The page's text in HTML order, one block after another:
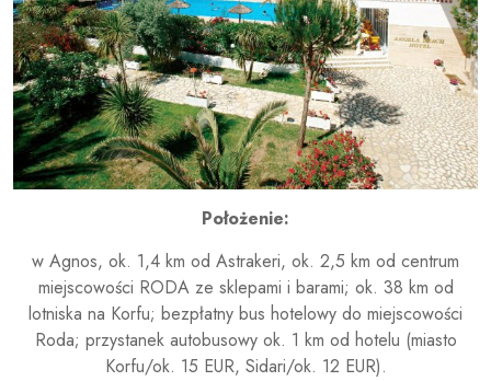
Położenie:
w Agnos, ok. 1,4 km od Astrakeri, ok. 2,5 km od centrum
miejscowości RODA ze sklepami i barami; ok. 38 km od
lotniska na Korfu; bezpłatny bus hotelowy do miejscowości
Roda; przystanek autobusowy ok. 1 km od hotelu (miasto
Korfu/ok. 15 EUR, Sidari/ok. 12 EUR).